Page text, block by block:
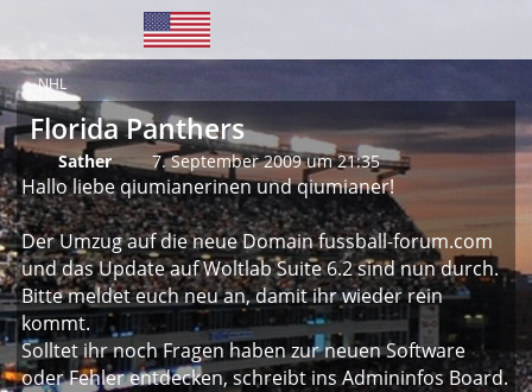
NHL
Florida Panthers
Sather 7. September 2009 um 21:35
Hallo liebe qiumianerinen und qiumianer!
Der Umzug auf die neue Domain fussball-forum.com
und das Update auf Woltlab Suite 6.2 sind nun durch.
Bitte meldet euch neu an, damit ihr wieder rein
kommt.
Solltet ihr noch Fragen haben zur neuen Software
oder Fehler entdecken, schreibt ins Admininfos Board.